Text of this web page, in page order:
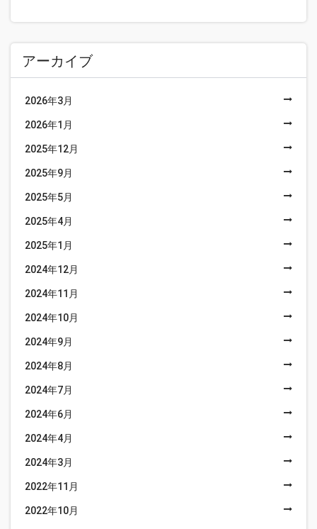
アーカイブ
2026年3月
2026年1月
2025年12月
2025年9月
2025年5月
2025年4月
2025年1月
2024年12月
2024年11月
2024年10月
2024年9月
2024年8月
2024年7月
2024年6月
2024年4月
2024年3月
2022年11月
2022年10月